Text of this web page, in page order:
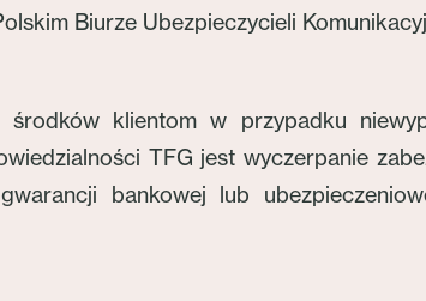
Biurze Ubezpieczycieli
klientom w przypadku
TFG jest wyczerpanie
bankowej lub